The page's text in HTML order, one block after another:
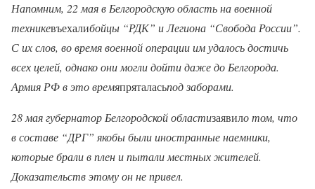
Напомним, 22 мая в Белгородскую область на военной
техникевъехалибойцы “РДК” и Легиона “Свобода России”.
С их слов, во время военной операции им удалось достичь
всех целей, однако они могли дойти даже до Белгорода.
Армия РФ в это времяпряталасьпод заборами.
28 мая губернатор Белгородской областизаявило том, что
в составе “ДРГ” якобы были иностранные наемники,
которые брали в плен и пытали местных жителей.
Доказательств этому он не привел.